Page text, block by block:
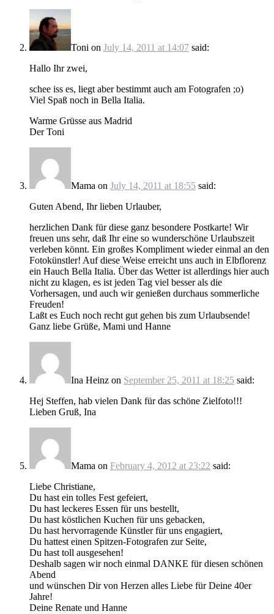
Toni on July 14, 2011 at 14:07 said:
Hallo Ihr zwei,
schee iss es, liegt aber bestimmt auch am Fotografen ;o)
Viel Spaß noch in Bella Italia.
Warme Grüsse aus Madrid
Der Toni
Mama on July 14, 2011 at 18:55 said:
Guten Abend, Ihr lieben Urlauber,
herzlichen Dank für diese ganz besondere Postkarte! Wir
freuen uns sehr, daß Ihr eine so wunderschöne Urlaubszeit
verleben könnt. Ein großes Kompliment wieder einmal an den
Fotokünstler! Auf diese Weise erreicht uns auch in Elbflorenz
ein Hauch Bella Italia. Über das Wetter ist allerdings hier auch
nicht zu klagen, es ist jeden Tag viel besser als die
Vorhersagen, und auch wir genießen durchaus sommerliche
Freuden!
Laßt es Euch noch recht gut gehen bis zum Urlaubsende!
Ganz liebe Grüße, Mami und Hanne
Ina Heinz on September 25, 2011 at 18:25 said:
Hej Steffen, hab vielen Dank für das schöne Zielfoto!!!
Lieben Gruß, Ina
Mama on February 4, 2012 at 23:22 said:
Liebe Christiane,
Du hast ein tolles Fest gefeiert,
Du hast leckeres Essen für uns bestellt,
Du hast köstlichen Kuchen für uns gebacken,
Du hast hervorragende Künstler für uns engagiert,
Du hattest einen Spitzen-Fotografen zur Seite,
Du hast toll ausgesehen!
Deshalb sagen wir noch einmal DANKE für diesen schönen
Abend
und wünschen Dir von Herzen alles Liebe für Deine 40er
Jahre!
Deine Renate und Hanne